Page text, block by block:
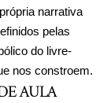
narrativa
pelas
do livre-
nos constroem.
AULA